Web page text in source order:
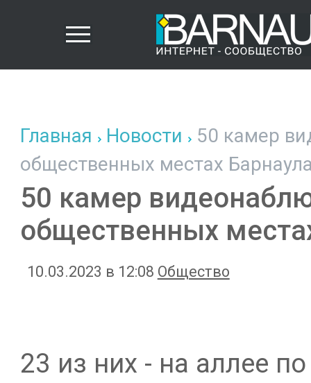
Главная Новости 50 камер
общественных местах
50 камер
общественных
10.03.2023 в 12:08 Общество
23 из них - на аллее